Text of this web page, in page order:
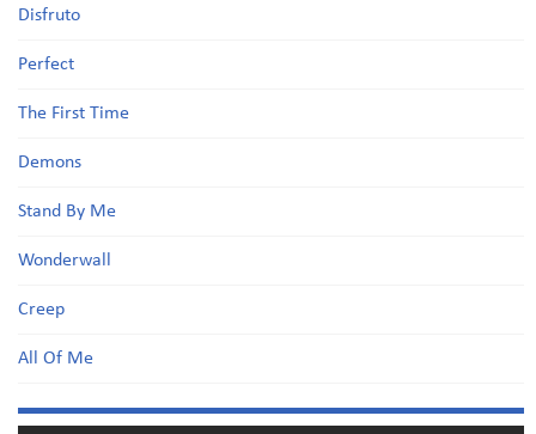
Disfruto
Perfect
The First Time
Demons
Stand By Me
Wonderwall
Creep
All Of Me